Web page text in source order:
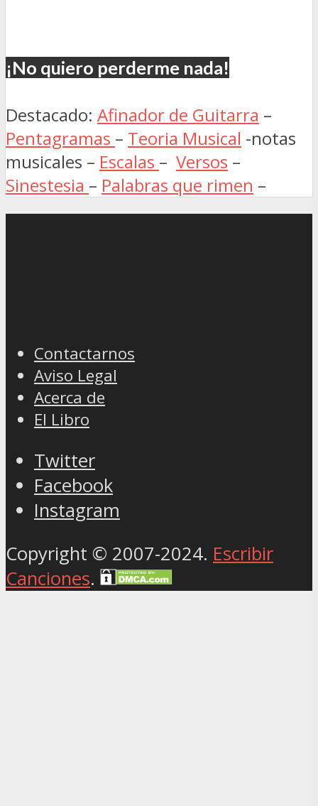
¡No quiero perderme nada!
Destacado: Afinador de Guitarra –
Pentagramas – Teoria Musical -notas
musicales – Escalas – Versos –
Sinestesia – Palabras que rimen –
Contactarnos
Aviso Legal
Acerca de
El Libro
Twitter
Facebook
Instagram
Copyright © 2007-2024. Escribir
Canciones.